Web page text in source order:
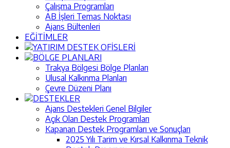
Çalışma Programları
AB İşleri Temas Noktası
Ajans Bültenleri
EĞİTİMLER
YATIRIM DESTEK OFİSLERİ
BÖLGE PLANLARI
Trakya Bölgesi Bölge Planları
Ulusal Kalkınma Planları
Çevre Düzeni Planı
DESTEKLER
Ajans Destekleri Genel Bilgiler
Açık Olan Destek Programları
Kapanan Destek Programları ve Sonuçları
2025 Yılı Tarim ve Kırsal Kalkınma Teknik